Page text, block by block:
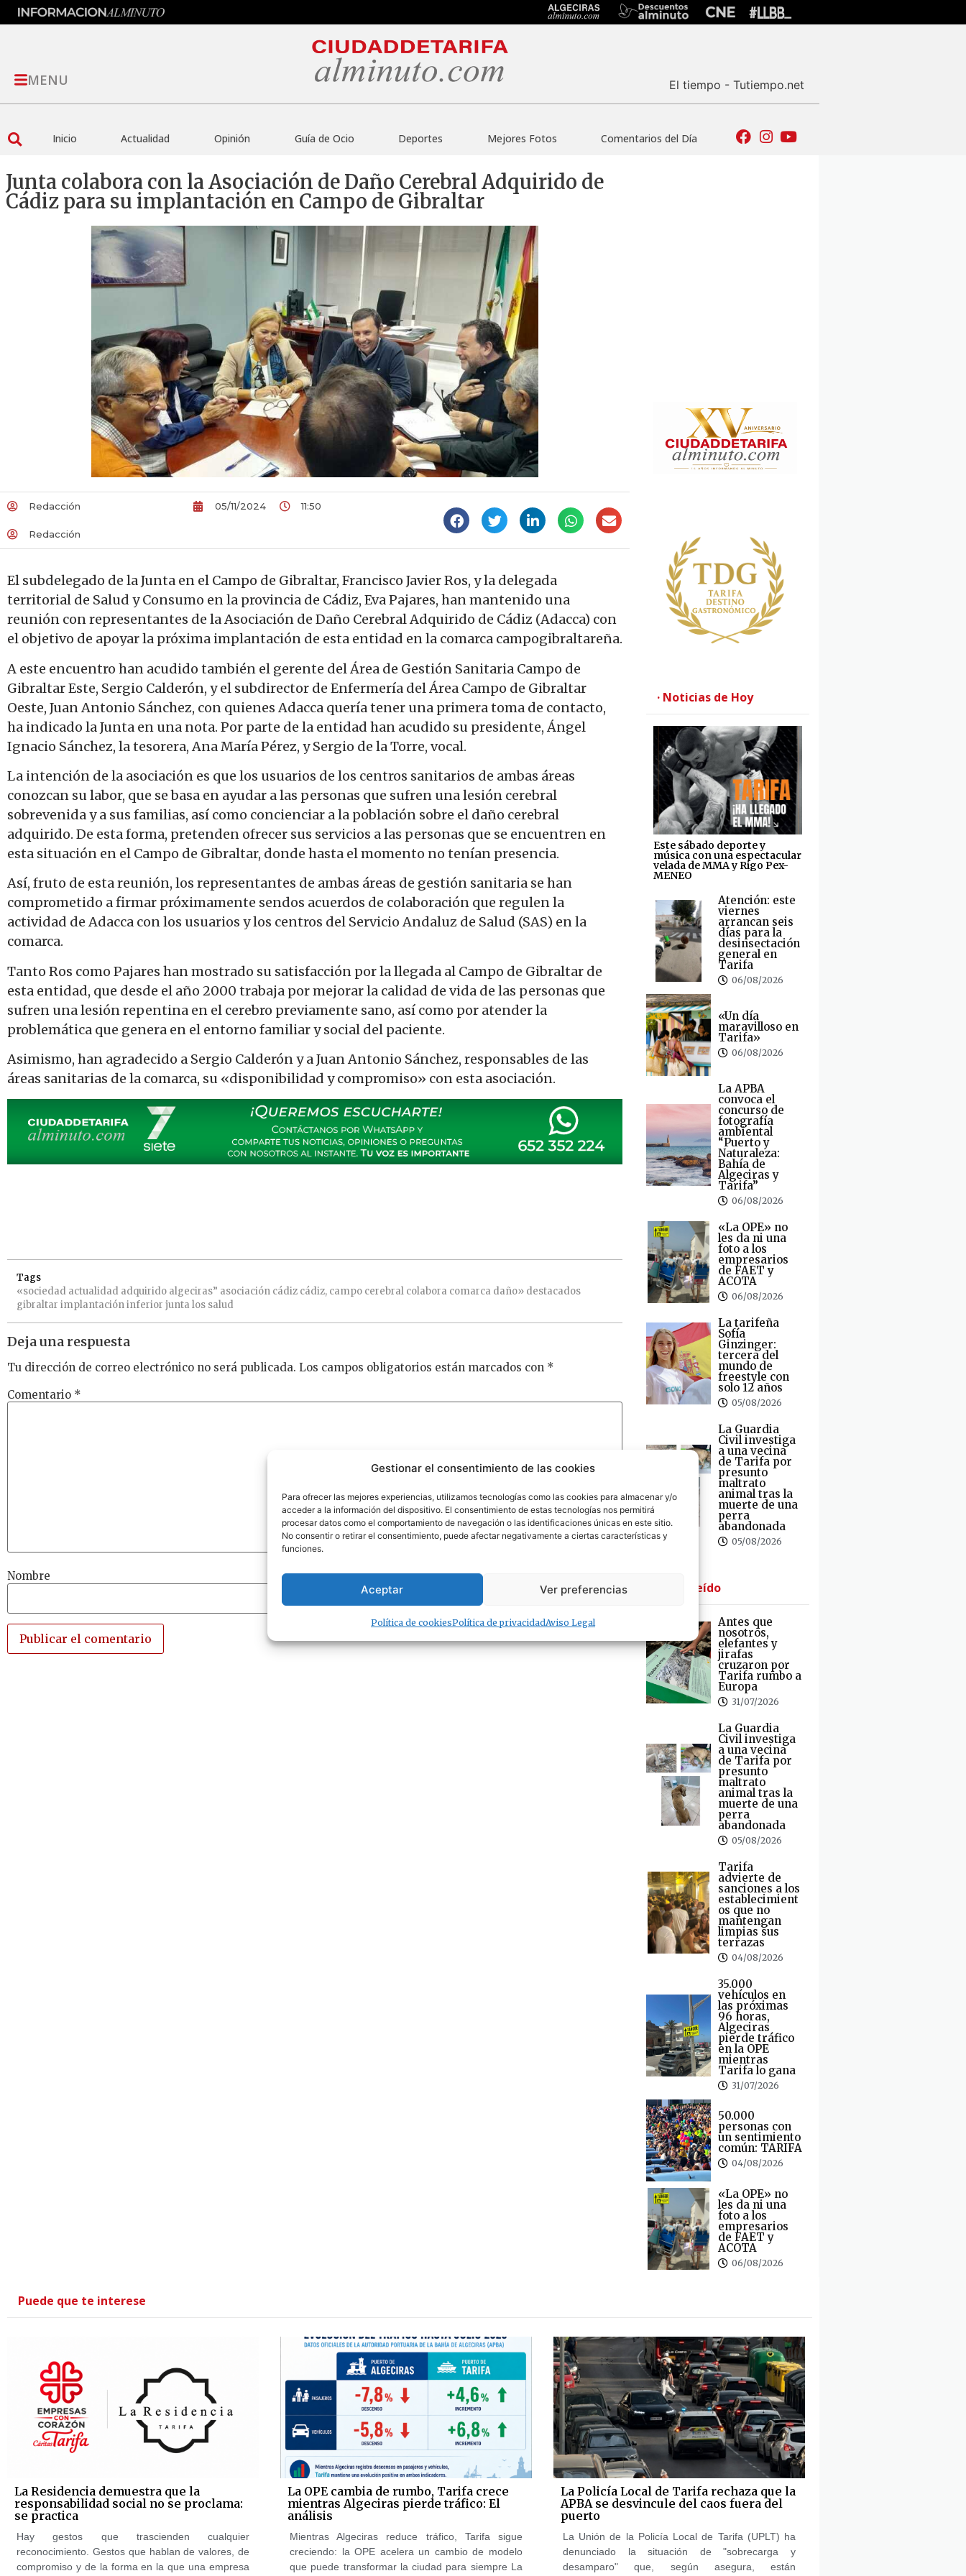
Gestionar el consentimiento de las cookies
Para ofrecer las mejores experiencias, utilizamos tecnologías como las cookies para almacenar y/o
acceder a la información del dispositivo. El consentimiento de estas tecnologías nos permitirá
procesar datos como el comportamiento de navegación o las identificaciones únicas en este sitio.
No consentir o retirar el consentimiento, puede afectar negativamente a ciertas características y
funciones.
Aceptar Ver preferencias
Política de cookiesPolítica de privacidadAviso Legal
MENU El tiempo - Tutiempo.net
Inicio Actualidad Opinión Guía de Ocio Deportes Mejores Fotos Comentarios del Día
Junta colabora con la Asociación de Daño Cerebral Adquirido de
Cádiz para su implantación en Campo de Gibraltar
Redacción
Redacción
05/11/2024 11:50
El subdelegado de la Junta en el Campo de Gibraltar, Francisco Javier Ros, y la delegada
territorial de Salud y Consumo en la provincia de Cádiz, Eva Pajares, han mantenido una
reunión con representantes de la Asociación de Daño Cerebral Adquirido de Cádiz (Adacca) con
el objetivo de apoyar la próxima implantación de esta entidad en la comarca campogibraltareña.
A este encuentro han acudido también el gerente del Área de Gestión Sanitaria Campo de
Gibraltar Este, Sergio Calderón, y el subdirector de Enfermería del Área Campo de Gibraltar
Oeste, Juan Antonio Sánchez, con quienes Adacca quería tener una primera toma de contacto,
ha indicado la Junta en una nota. Por parte de la entidad han acudido su presidente, Ángel
Ignacio Sánchez, la tesorera, Ana María Pérez, y Sergio de la Torre, vocal.
La intención de la asociación es que los usuarios de los centros sanitarios de ambas áreas
conozcan su labor, que se basa en ayudar a las personas que sufren una lesión cerebral
sobrevenida y a sus familias, así como concienciar a la población sobre el daño cerebral
adquirido. De esta forma, pretenden ofrecer sus servicios a las personas que se encuentren en
esta situación en el Campo de Gibraltar, donde hasta el momento no tenían presencia.
Así, fruto de esta reunión, los representantes de ambas áreas de gestión sanitaria se han
comprometido a firmar próximamente sendos acuerdos de colaboración que regulen la
actividad de Adacca con los usuarios y los centros del Servicio Andaluz de Salud (SAS) en la
comarca.
Tanto Ros como Pajares han mostrado su satisfacción por la llegada al Campo de Gibraltar de
esta entidad, que desde el año 2000 trabaja por mejorar la calidad de vida de las personas que
sufren una lesión repentina en el cerebro previamente sano, así como por atender la
problemática que genera en el entorno familiar y social del paciente.
Asimismo, han agradecido a Sergio Calderón y a Juan Antonio Sánchez, responsables de las
áreas sanitarias de la comarca, su «disponibilidad y compromiso» con esta asociación.
Tags
«sociedad actualidad adquirido algeciras” asociación cádiz cádiz, campo cerebral colabora comarca daño» destacados
gibraltar implantacióninferior junta los salud
Deja una respuesta
Tu dirección de correo electrónico no será publicada. Los campos obligatorios están marcados con *
Comentario *
Nombre
· Noticias de Hoy
Este sábado deporte y
música con una espectacular
velada de MMA y Rigo Pex-
MENEO
Atención: este
viernes
arrancan seis
días para la
desinsectación
general en
Tarifa
06/08/2026
«Un día
maravilloso en
Tarifa»
06/08/2026
La APBA
convoca el
concurso de
fotografía
ambiental
“Puerto y
Naturaleza:
Bahía de
Algeciras y
Tarifa”
06/08/2026
«La OPE» no
les da ni una
foto a los
empresarios
de FAET y
ACOTA
06/08/2026
La tarifeña
Sofía
Ginzinger:
tercera del
mundo de
freestyle con
solo 12 años
05/08/2026
La Guardia
Civil investiga
a una vecina
de Tarifa por
presunto
maltrato
animal tras la
muerte de una
perra
abandonada
05/08/2026
· Lo + Leído
Antes que
nosotros,
elefantes y
jirafas
cruzaron por
Tarifa rumbo a
Europa
31/07/2026
La Guardia
Civil investiga
a una vecina
de Tarifa por
presunto
maltrato
animal tras la
muerte de una
perra
abandonada
05/08/2026
Tarifa
advierte de
sanciones a los
establecimient
os que no
mantengan
limpias sus
terrazas
04/08/2026
35.000
vehículos en
las próximas
96 horas,
Algeciras
pierde tráfico
en la OPE
mientras
Tarifa lo gana
31/07/2026
50.000
personas con
un sentimiento
común: TARIFA
04/08/2026
«La OPE» no
les da ni una
foto a los
empresarios
de FAET y
ACOTA
06/08/2026
Puede que te interese
La Residencia demuestra que la
responsabilidad social no se proclama:
se practica
Hay gestos que trascienden cualquier
reconocimiento. Gestos que hablan de valores, de
compromiso y de la forma en la que una empresa
La OPE cambia de rumbo, Tarifa crece
mientras Algeciras pierde tráfico: El
análisis
Mientras Algeciras reduce tráfico, Tarifa sigue
creciendo: la OPE acelera un cambio de modelo
que puede transformar la ciudad para siempre La
La Policía Local de Tarifa rechaza que la
APBA se desvincule del caos fuera del
puerto
La Unión de la Policía Local de Tarifa (UPLT) ha
denunciado la situación de "sobrecarga y
desamparo" que, según asegura, están